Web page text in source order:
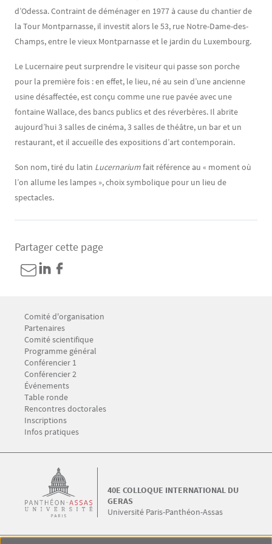
d’Odessa. Contraint de déménager en 1977 à cause du chantier de
la Tour Montparnasse, il investit alors le 53, rue Notre-Dame-des-
Champs, entre le vieux Montparnasse et le jardin du Luxembourg.
Le Lucernaire peut surprendre le visiteur qui passe son porche
pour la première fois : en effet, le lieu, né au sein d’une ancienne
usine désaffectée, est conçu comme une rue pavée avec une
fontaine Wallace, des bancs publics et des réverbères. Il abrite
aujourd’hui 3 salles de cinéma, 3 salles de théâtre, un bar et un
restaurant, et il accueille des expositions d’art contemporain.
Son nom, tiré du latin Lucernariumfait référence au « moment où
l’on allume les lampes », choix symbolique pour un lieu de
spectacles.
Partager cette page
Menu Footer GERAS 1
Comité d'organisation
Partenaires
Comité scientifique
Menu Footer GERAS 2
Programme général
Conférencier 1
Conférencier 2
Événements
Table ronde
Menu Footer GERAS 3
Rencontres doctorales
Inscriptions
Infos pratiques
Université Paris-Panthéon-Assas
40E COLLOQUE INTERNATIONAL DU
GERAS